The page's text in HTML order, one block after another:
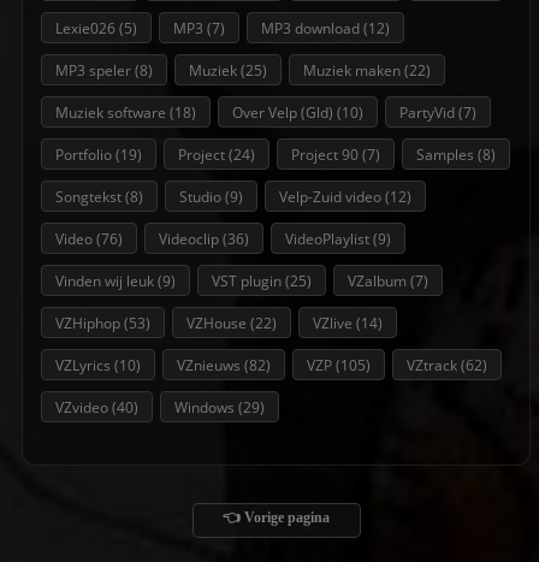
Lexie026 (5) MP3 (7) MP3 download(12)
MP3 speler(8) Muziek(25) Muziek maken(22)
Muziek software (18) Over Velp (Gld) (10) PartyVid(7)
Portfolio(19) Project(24) Project 90(7) Samples (8)
Songtekst(8) Studio(9) Velp-Zuid video(12)
Video(76) Videoclip(36) VideoPlaylist(9)
Vinden wij leuk(9) VST plugin(25) VZalbum (7)
VZHiphop(53) VZHouse (22) VZlive (14)
VZLyrics (10) VZnieuws (82) VZP(105) VZtrack(62)
VZvideo(40) Windows (29)
👈 Vorige pagina